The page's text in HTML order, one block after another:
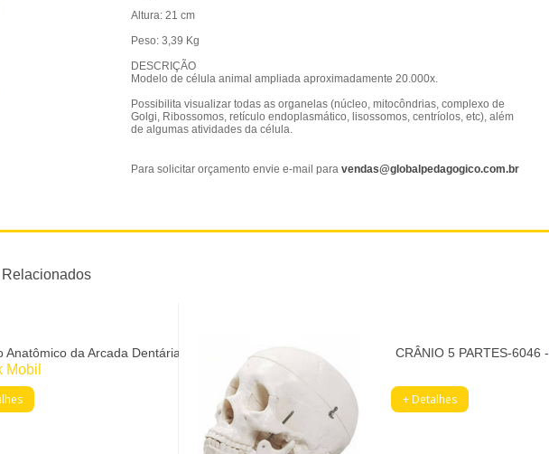
Altura: 21 cm
Peso: 3,39 Kg
DESCRIÇÃO
Modelo de célula animal ampliada aproximadamente 20.000x.
Possibilita visualizar todas as organelas (núcleo, mitocôndrias, complexo de
Golgi, Ribossomos, retículo endoplasmático, lisossomos, centríolos, etc), além
de algumas atividades da célula.
Para solicitar orçamento envie e-mail para vendas@globalpedagogico.com.br
Relacionados
Anatômico da Arcada Dentária
Mobil
CRÂNIO 5 PARTES-6046 -
+ Detalhes